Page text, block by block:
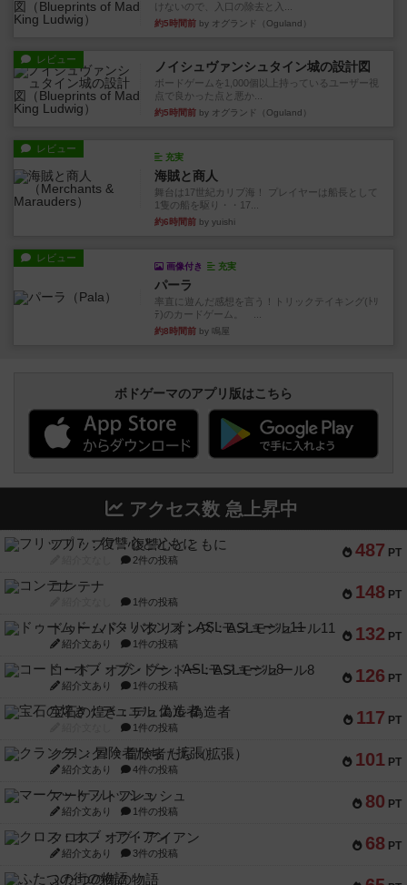
けないので、入口の除去と入...
約5時間前 by オグランド（Oguland）
レビュー ノイシュヴァンシュタイン城の設計図
ボードゲームを1,000個以上持っているユーザー視
点で良かった点と悪か...
約5時間前 by オグランド（Oguland）
レビュー
充実
海賊と商人
舞台は17世紀カリブ海！ プレイヤーは船長として
1隻の船を駆り・・17...
約6時間前 by yuishi
レビュー
画像付き 充実
パーラ
率直に遊んだ感想を言う！トリックテイキング(ﾄﾘ
ﾃ)のカードゲーム。 ...
約8時間前 by 鳴屋
ボドゲーマのアプリ版はこちら
アクセス数 急上昇中
487 PT
フリップ７：復讐心とともに
2件の投稿
148 PT
コンテナ
1件の投稿
132 PT
ドゥームド・バタリオンズ：ASLモジュール11
紹介文あり 1件の投稿
126 PT
コード・オブ・ブシドー：ASLモジュール8
紹介文あり 1件の投稿
117 PT
宝石の煌き：デュエル 偽造者
1件の投稿
101 PT
クランク! ：冒険者たち（拡張）
紹介文あり 4件の投稿
80 PT
マーケットフレッシュ
紹介文あり 1件の投稿
68 PT
クロス・オブ・アイアン
紹介文あり 3件の投稿
ふたつの街の物語